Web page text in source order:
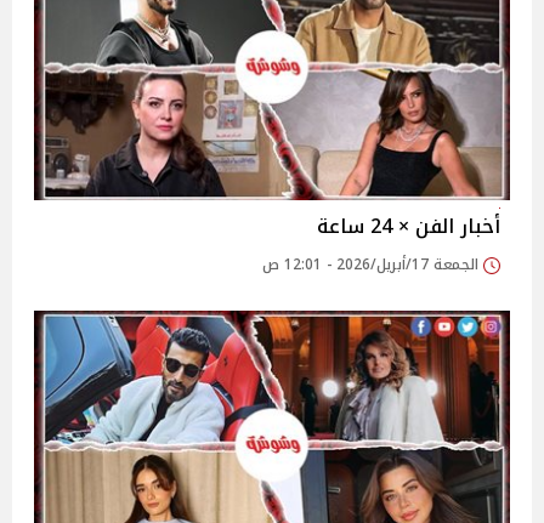
أخبار الفن × 24 ساعة
الجمعة 17/أبريل/2026 - 12:01 ص